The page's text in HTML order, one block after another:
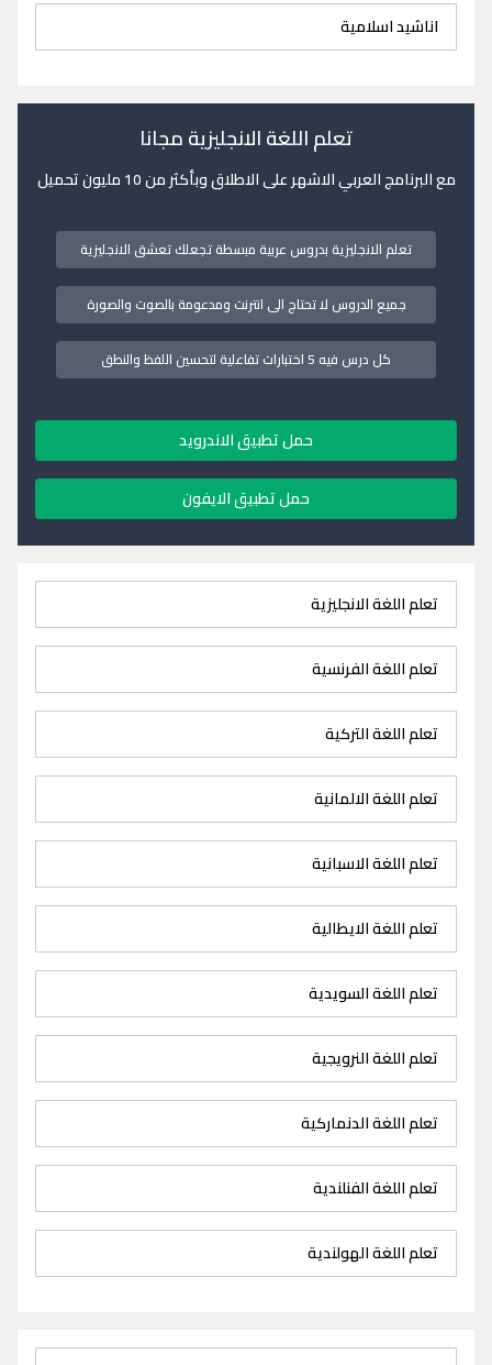
اناشيد اسلامية
تعلم اللغة الانجليزية مجانا
مع البرنامج العربي الاشهر على الاطلاق وبأكثر من 10 مليون تحميل
تعلم الانجليزية بدروس عربية مبسطة تجعلك تعشق الانجليزية
جميع الدروس لا تحتاج الى انترنت ومدعومة بالصوت والصورة
كل درس فيه 5 اختبارات تفاعلية لتحسين اللفظ والنطق
حمل تطبيق الاندرويد
حمل تطبيق الايفون
تعلم اللغة الانجليزية
تعلم اللغة الفرنسية
تعلم اللغة التركية
تعلم اللغة الالمانية
تعلم اللغة الاسبانية
تعلم اللغة الايطالية
تعلم اللغة السويدية
تعلم اللغة النرويجية
تعلم اللغة الدنماركية
تعلم اللغة الفنلندية
تعلم اللغة الهولندية